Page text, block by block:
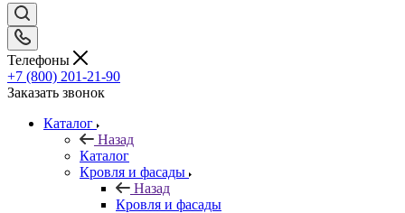
Телефоны
+7 (800) 201-21-90
Заказать звонок
Каталог
Назад
Каталог
Кровля и фасады
Назад
Кровля и фасады